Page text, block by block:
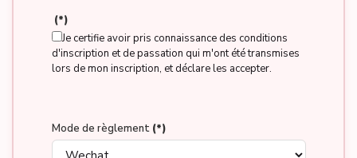
(*)
Je certifie avoir pris connaissance des conditions
d'inscription et de passation qui m'ont été transmises
lors de mon inscription, et déclare les accepter.
Mode de règlement (*)